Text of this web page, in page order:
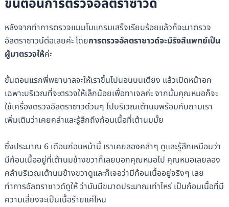
หลังจากทำการตรวจแมมโมแกรมเสร็จเรียบร้อยแล้วก็จะมาตรวจ
อัลตราซาวน์ต่อเลยค่ะ โดยการตรวจอัลตราซาวด์จะมีรังสีแพทย์เป็น
ผู้มาตรวจให้ค่ะ
ขั้นตอนแรกพี่พยาบาลจะให้เราขึ้นไปนอนบนเตียง แล้วเปิดหน้าอก
เฉพาะบริเวณที่จะตรวจให้เล็กน้อยเพื่อทาเจลค่ะ จากนั้นคุณหมอก็จะ
ใช้เครื่องตรวจอัลตราซาวด์วนๆ ไปบริเวณเต้านมพร้อมกับถามเรา
เพิ่มเติมว่าเคยคลำและรู้สึกถึงก้อนเนื้อที่เต้านมมั้ย
ซึ่งประมาณ 6 เดือนก่อนหน้านี้ เราเคยลองคลำๆ ดูและรู้สึกเหมือนว่า
มีก้อนเนื้ออยู่ที่เต้านมข้างขวาก็เลยบอกคุณหมอไป คุณหมอเลยลอง
คลำบริเวณเต้านมข้างขวาดูและก็เจอว่ามีก้อนเนื้ออยู่จริงๆ เลย
ทำการอัลตราซาวด์ดูให้ ว่ามันมีขนาดประมาณเท่าไหร่ เป็นก้อนเนื้อที่มี
ความเสี่ยงจะเป็นเนื้อร้ายแค่ไหน